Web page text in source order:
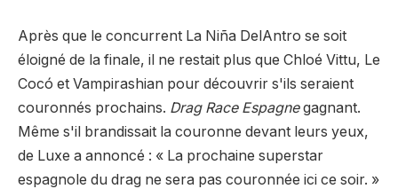
Après que le concurrent La Niña DelAntro se soit
éloigné de la finale, il ne restait plus que Chloé Vittu, Le
Cocó et Vampirashian pour découvrir s'ils seraient
couronnés prochains. Drag Race Espagnegagnant.
Même s'il brandissait la couronne devant leurs yeux,
de Luxe a annoncé : « La prochaine superstar
espagnole du drag ne sera pas couronnée ici ce soir. »